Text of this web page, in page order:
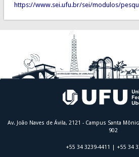
https://www.sei.ufu.br/sei/modulos/
Av. João Naves de Ávila, 2121 - Campus Santa
902
+55 34 3239-4411 | +55 34